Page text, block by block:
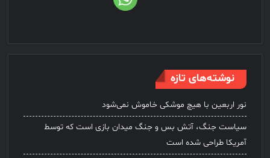
نوشته‌های تازه
نور اربعین با هیچ موشکی خاموش نمی‌شود
سیاست جنگ، آتش بس و جنگ میدان بازی است که توسط
آمریکا طراحی شده است